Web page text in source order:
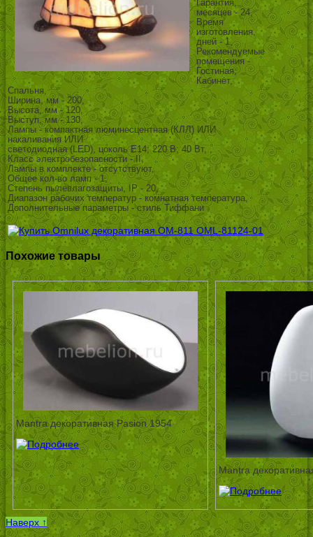
Гарантия,
месяцев - 24,
Время
изготовления,
дней - 1,
Рекомендуемые
помещения -
Гостиная,
Кабинет,
Спальня,
Ширина, мм - 200,
Высота, мм - 120,
Выступ, мм - 130,
Лампы - компактная люминесцентная (КЛЛ) ИЛИ
накаливания ИЛИ
светодиодная (LED), цоколь E14; 220 В; 40 Вт, ,
Класс электробезопасности - II,
Лампы в комплекте - отсутствуют,
Общее кол-во ламп - 1,
Степень пылевлагозащиты, IP - 20,
Диапазон рабочих температур - комнатная температура,
Дополнительные параметры - стиль Тиффани
Похожие товары
Mantra декоративная Pasion 1954
Mantra
Наверх ↑